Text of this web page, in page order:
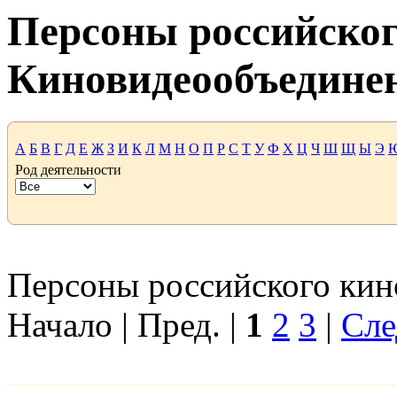
Персоны
А Б В Г Д Е Ж З И К Л М Н О П Р С Т У Ф Х Ц Ч Ш Щ Ы Э
Род деятельности
Персоны российского
Начало | Пред. | 1 2 3 |